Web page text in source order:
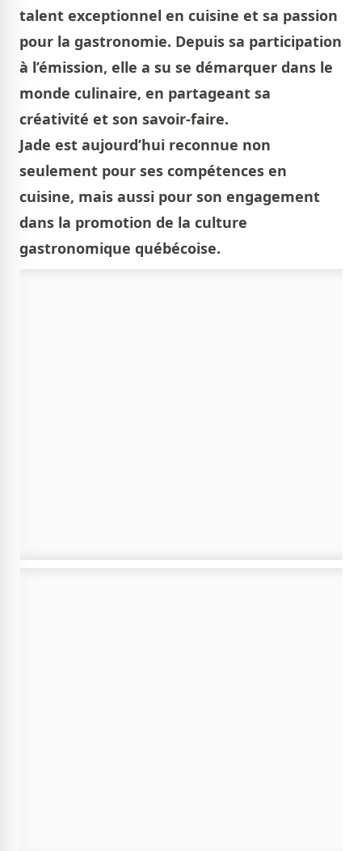
talent exceptionnel en cuisine et sa passion
pour la gastronomie. Depuis sa participation
à l’émission, elle a su se démarquer dans le
monde culinaire, en partageant sa
créativité et son savoir-faire.
Jade est aujourd’hui reconnue non
seulement pour ses compétences en
cuisine, mais aussi pour son engagement
dans la promotion de la culture
gastronomique québécoise.